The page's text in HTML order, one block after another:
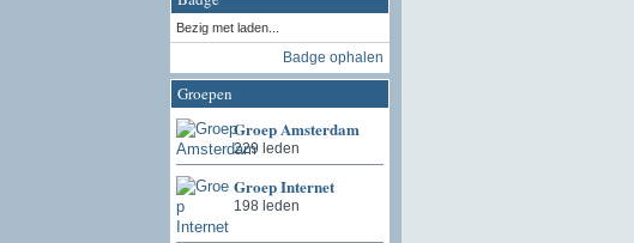
Bezig met laden...
Badge ophalen
Groepen
Groep Amsterdam
229 leden
Groep Internet
198 leden